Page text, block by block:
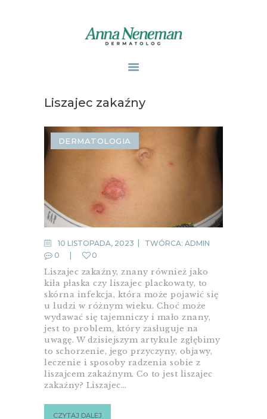
PUBLIKACJE
ZABIEGI
O MNIE
GABINETY
KONTAKT
Liszajec zakaźny
DERMATOLOGIA
10 LISTOPADA, 2023 TWÓRCA: ADMIN
0
0
Liszajec zakaźny, znany również jako
kiła płaska czy liszajec plackowaty, to
skórna infekcja, która może pojawić się
u ludzi w różnym wieku. Choć może
wydawać się tajemniczy i mało znany,
jest to problem, który zasługuje na
uwagę. W dzisiejszym artykule zgłębimy
to schorzenie, jego przyczyny, objawy,
leczenie i sposoby radzenia sobie z
liszajcem zakaźnym. Co to jest liszajec
zakaźny? Liszajec…
CZYTAJ DALEJ